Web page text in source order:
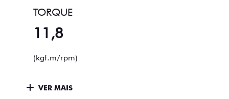
TORQUE
11,8
(kgf.m/rpm)
VER MAIS